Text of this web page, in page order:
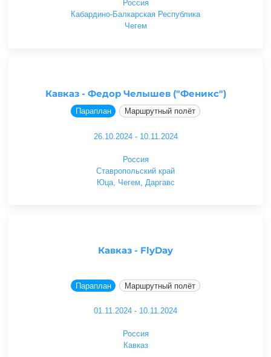
Россия
Кабардино-Балкарская Республика
Чегем
Кавказ - Федор Челышев ("Феникс")
Параплан Маршрутный полёт
26.10.2024 - 10.11.2024
Россия
Ставропольский край
Юца, Чегем, Даргавс
Кавказ - FlyDay
Параплан Маршрутный полёт
01.11.2024 - 10.11.2024
Россия
Кавказ